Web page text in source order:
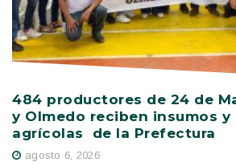
484 productores de 24 de
y Olmedo reciben insumos y
agrícolas de la Prefectura
agosto 6, 2026